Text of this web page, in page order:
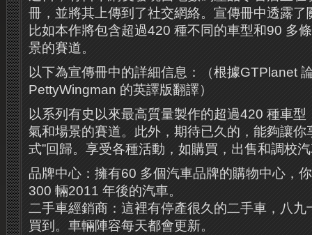
冊，並將其上傳到了社交網絡。宣傳冊中透露了
比如本作將包含超過420 種不同的車型和90 多
景的賽道。
以下為宣傳冊中的詳細信息：（根據GTPlanet
PettyWingman 的英譯版翻譯）
以系列有史以來最高質量製作的超過420 種車
氣和場景的賽道。此外，期待已久的，能夠讓你
式”回歸。享受各種活動，如購買，出售和調校
品牌中心：擁有60 多個汽車品牌的購物中心，
300 輛2011 年後的汽車。
二手車經銷商：這裡有停產很久的二手車，八
買到。車輛陣容每天都會更新。